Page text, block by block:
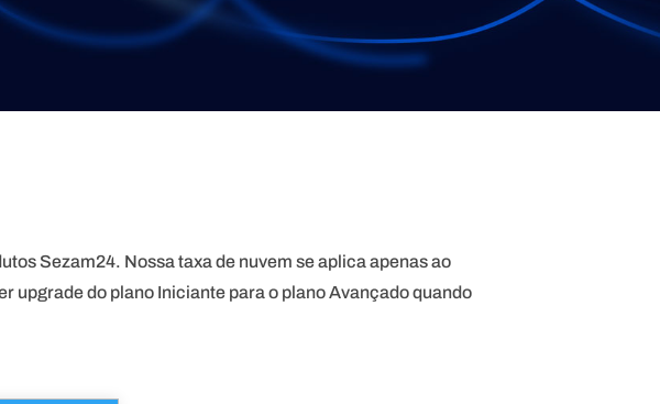
Sezam24. Nossa taxa de nuvem se aplica apenas ao
upgrade do plano Iniciante para o plano Avançado quando